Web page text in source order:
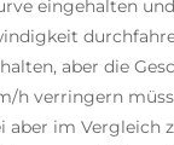
eingehalten
aber die
h verringern
aber im Vergleich